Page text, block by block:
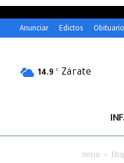
Anunciar Edictos
14.9 C Zárate
Inicio